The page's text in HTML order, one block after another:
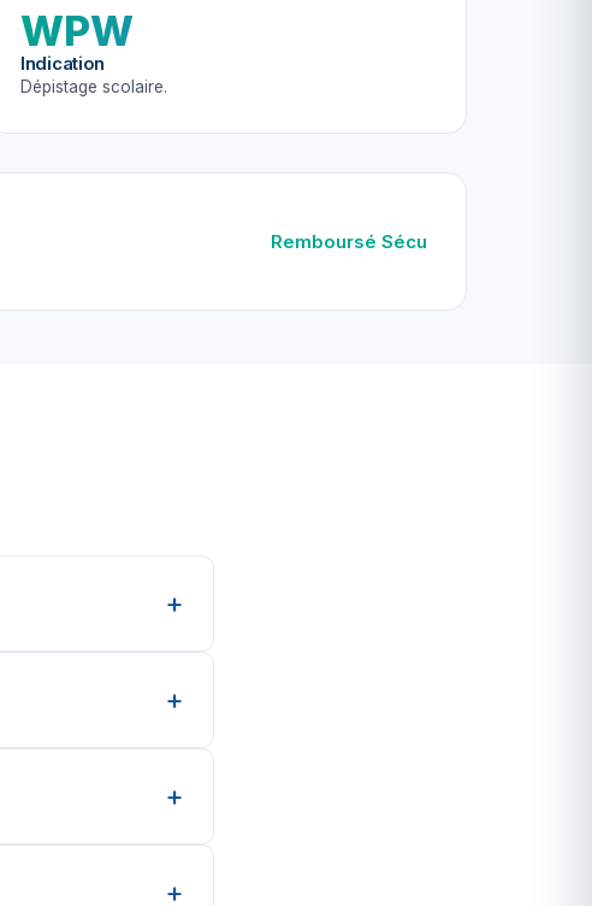
WPW
Indication
Dépistage scolaire.
Remboursé Sécu